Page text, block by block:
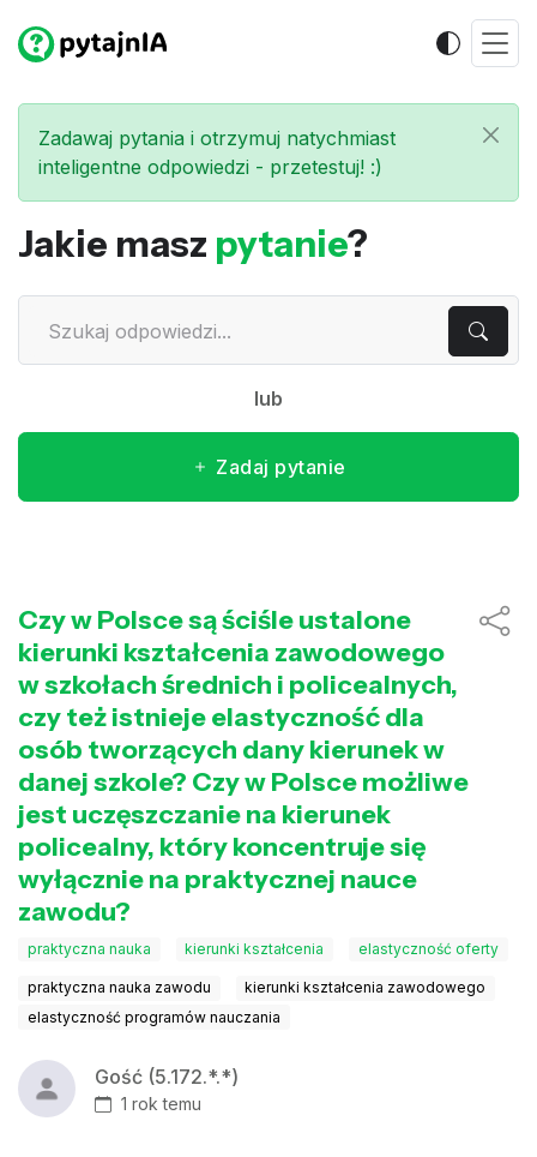
Zadawaj pytania i otrzymuj natychmiast
inteligentne odpowiedzi - przetestuj! :)
Jakie masz pytanie?
lub
Zadaj pytanie
Czy w Polsce są ściśle ustalone
kierunki kształcenia zawodowego
w szkołach średnich i policealnych,
czy też istnieje elastyczność dla
osób tworzących dany kierunek w
danej szkole? Czy w Polsce możliwe
jest uczęszczanie na kierunek
policealny, który koncentruje się
wyłącznie na praktycznej nauce
zawodu?
praktyczna nauka kierunki kształcenia elastyczność oferty
praktyczna nauka zawodu
kierunki kształcenia zawodowego
elastyczność programów nauczania
Gość (5.172.*.*)
1 rok temu